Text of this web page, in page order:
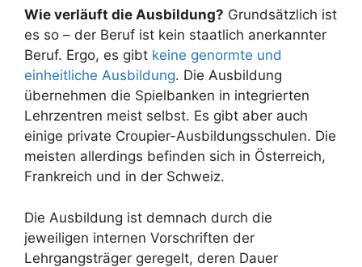
Wie verläuft die Ausbildung? Grundsätzlich ist
es so – der Beruf ist kein staatlich anerkannter
Beruf. Ergo, es gibt keine genormte und
einheitliche Ausbildung. Die Ausbildung
übernehmen die Spielbanken in integrierten
Lehrzentren meist selbst. Es gibt aber auch
einige private Croupier-Ausbildungsschulen. Die
meisten allerdings befinden sich in Österreich,
Frankreich und in der Schweiz.
Die Ausbildung ist demnach durch die
jeweiligen internen Vorschriften der
Lehrgangsträger geregelt, deren Dauer